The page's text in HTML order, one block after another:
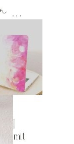
…
|
mit